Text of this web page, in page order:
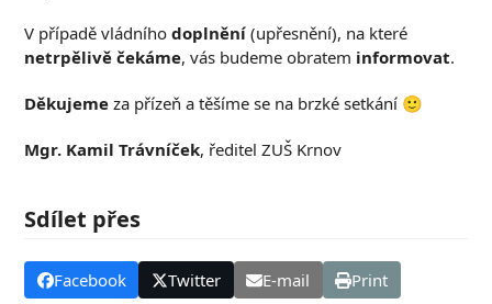
V případě vládníhodoplnění (upřesnění), na které
netrpělivě čekáme, vás budeme obratem informovat.
Děkujeme za přízeň a těšíme se na brzké setkání 🙂
Mgr. Kamil Trávníček, ředitel ZUŠ Krnov
Sdílet přes
Facebook Twitter E-mail Print